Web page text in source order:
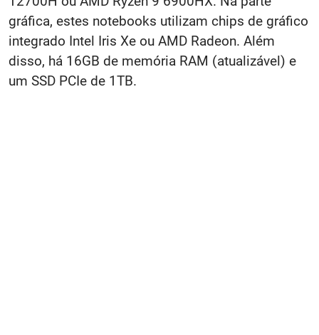
gráfica, estes notebooks utilizam chips de gráfico
integrado Intel Iris Xe ou AMD Radeon. Além
disso, há 16GB de memória RAM (atualizável) e
um SSD PCIe de 1TB.